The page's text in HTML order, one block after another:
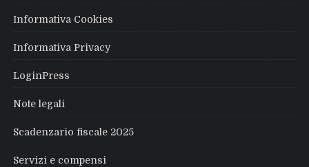
Informativa Cookies
Informativa Privacy
LoginPress
Note legali
Scadenzario fiscale 2025
Servizi e compensi